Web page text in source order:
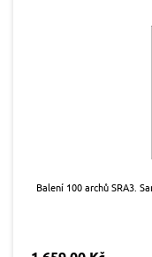
Balení 100 archů SRA3.